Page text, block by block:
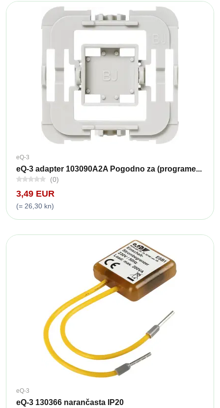
eQ-3
eQ-3 adapter 103090A2A Pogodno za (programe...
(0)
3,49 EUR
(= 26,30 kn)
eQ-3
eQ-3 130366 narančasta IP20